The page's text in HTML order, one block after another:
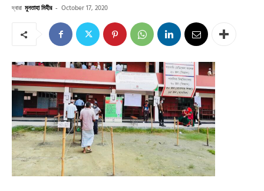
দ্বারা মুনতাহা মিহীর - October 17, 2020